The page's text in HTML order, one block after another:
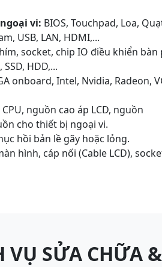
vi: BIOS, Touchpad, Loa,
USB, LAN, HDMI,...
socket, chip IO điều khiển bàn
HDD,...
onboard, Intel, Nvidia, Radeon,
nguồn cao áp LCD, nguồn
cho thiết bị ngoại vi.
hồi bản lề gãy hoặc lỏng.
hình, cáp nối (Cable LCD),
VỤ SỬA CHỮA